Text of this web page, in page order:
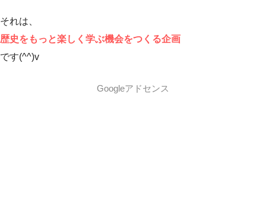
それは、
歴史をもっと楽しく学ぶ機会をつくる企画
です(^^)v
Googleアドセンス